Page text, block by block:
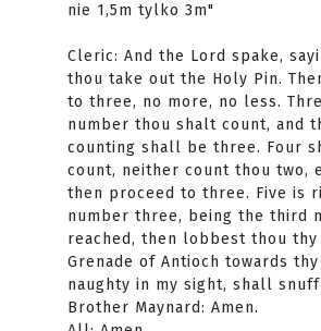
nie 1,5m tylko 3m"
Cleric: And the Lord spake,
thou take out the Holy Pin.
to three, no more, no less.
number thou shalt count, and
counting shall be three. Four
count, neither count thou two,
then proceed to three. Five is
number three, being the third
reached, then lobbest thou thy
Grenade of Antioch towards
naughty in my sight, shall
Brother Maynard: Amen.